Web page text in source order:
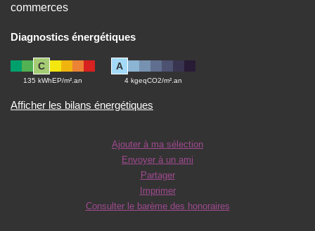
commerces
Diagnostics énergétiques
C
135 kWhEP/m².an
A
4 kgeqCO2/m².an
Afficher les bilans énergétiques
Ajouter à ma sélection
Envoyer à un ami
Partager
Imprimer
Consulter le barème des honoraires